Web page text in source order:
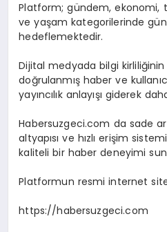
Platform; gündem, ekonomi,
ve yaşam kategorilerinde
hedeflemektedir.
Dijital medyada bilgi
doğrulanmış haber ve
yayıncılık anlayışı giderek
Habersuzgeci.com da sade
altyapısı ve hızlı erişim
kaliteli bir haber deneyimi
Platformun resmi internet
https://habersuzgeci.com